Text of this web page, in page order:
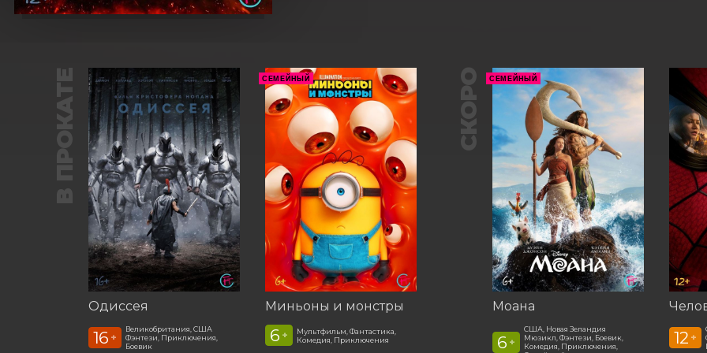
В ПРОКАТЕ
Одиссея
16 +
Великобритания, США
Фэнтези, Приключения,
Боевик
СЕМЕЙНЫЙ
Миньоны и монстры
6 +
Мультфильм, Фантастика,
Комедия, Приключения
СКОРО СЕМЕЙНЫЙ
Моана
6 +
США, Новая Зеландия
Мюзикл, Фэнтези, Боевик,
Комедия, Приключения,
12 +